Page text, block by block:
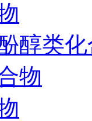
醇类
物